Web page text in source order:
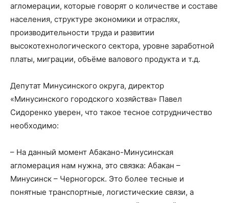
агломерации, которые говорят о количестве и составе
населения, структуре экономики и отраслях,
производительности труда и развитии
высокотехнологического сектора, уровне заработной
платы, миграции, объёме валового продукта и т.д.
Депутат Минусинского округа, директор
«Минусинского городского хозяйства» Павел
Сидоренко уверен, что такое тесное сотрудничество
необходимо:
– На данный момент Абакано-Минусинская
агломерация нам нужна, это связка: Абакан –
Минусинск – Черногорск. Это более тесные и
понятные транспортные, логистические связи, а